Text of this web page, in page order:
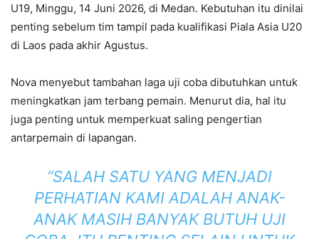
U19, Minggu, 14 Juni 2026, di Medan. Kebutuhan itu dinilai
penting sebelum tim tampil pada kualifikasi Piala Asia U20
di Laos pada akhir Agustus.
Nova menyebut tambahan laga uji coba dibutuhkan untuk
meningkatkan jam terbang pemain. Menurut dia, hal itu
juga penting untuk memperkuat saling pengertian
antarpemain di lapangan.
“SALAH SATU YANG MENJADI
PERHATIAN KAMI ADALAH ANAK-
ANAK MASIH BANYAK BUTUH UJI